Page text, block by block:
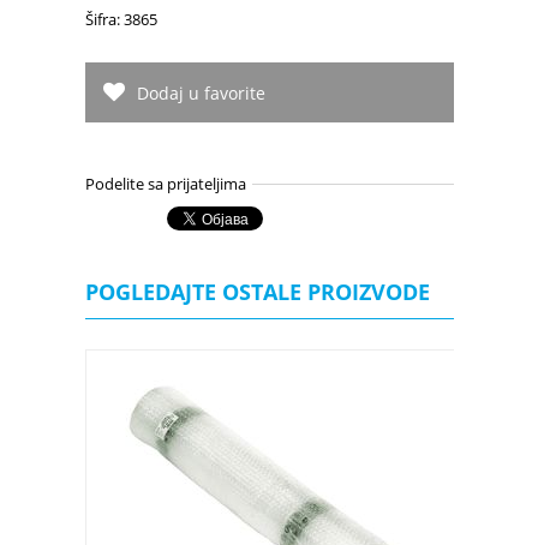
Šifra: 3865
Dodaj u favorite
Podelite sa prijateljima
POGLEDAJTE OSTALE PROIZVODE